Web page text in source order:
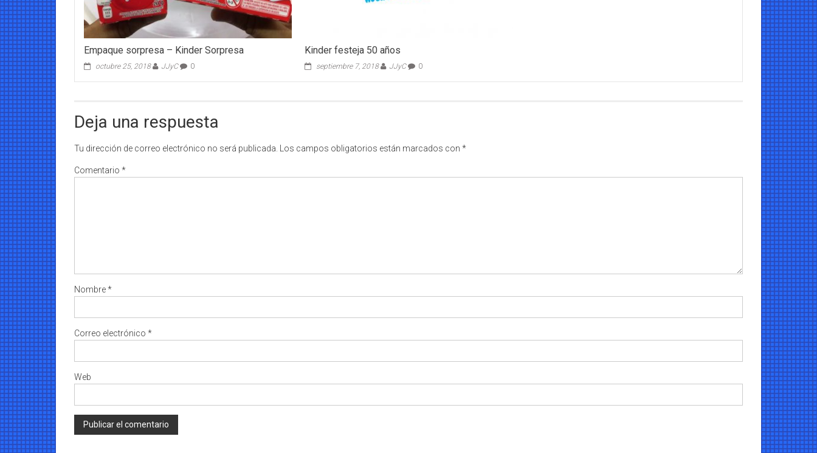
Empaque sorpresa – Kinder Sorpresa
octubre 25, 2018 JJyC 0
Kinder festeja 50 años
septiembre 7, 2018 JJyC 0
Deja una respuesta
Tu dirección de correo electrónico no será publicada. Los campos obligatorios están marcados con *
Comentario *
Nombre*
Correo electrónico *
Web